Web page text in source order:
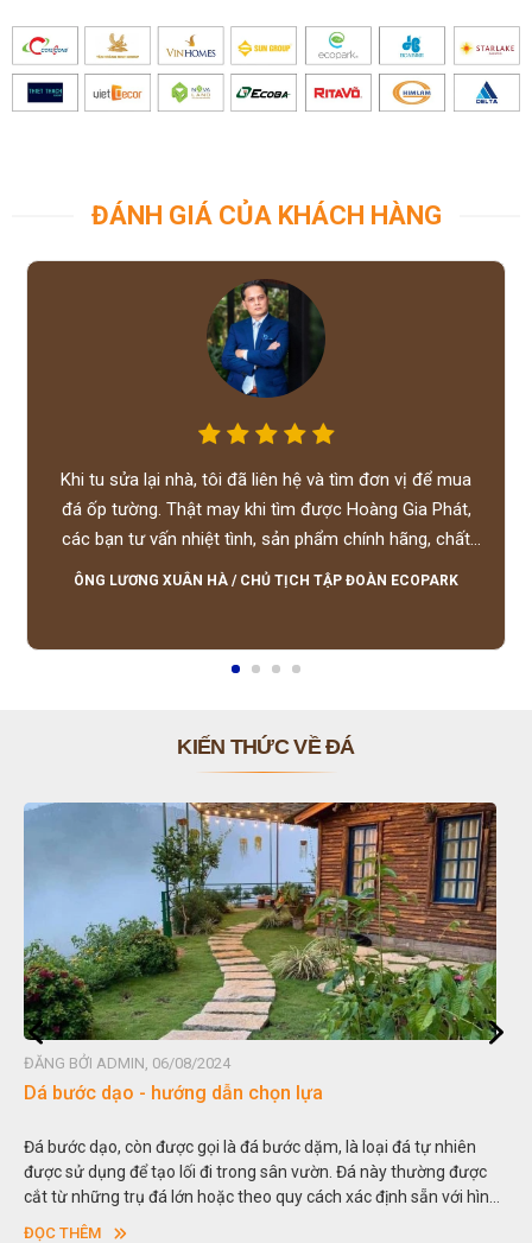
ĐÁNH GIÁ CỦA KHÁCH HÀNG
Khi tu sửa lại nhà, tôi đã liên hệ và tìm đơn vị để mua
đá ốp tường. Thật may khi tìm được Hoàng Gia Phát,
các bạn tư vấn nhiệt tình, sản phẩm chính hãng, chất
lượng tốt, giá hợp lý, hỗ trợ tận tình.
ÔNG LƯƠNG XUÂN HÀ / CHỦ TỊCH TẬP ĐOÀN ECOPARK
KIẾN THỨC VỀ ĐÁ
ĐĂNG BỞI ADMIN, 06/08/2024
Dá bước dạo - hướng dẫn chọn lựa
Đá bước dạo, còn được gọi là đá bước dặm, là loại đá tự nhiên
được sử dụng để tạo lối đi trong sân vườn. Đá này thường được
cắt từ những trụ đá lớn hoặc theo quy cách xác định sẵn với hình
vuông hoặc hình chữ nhật và có độ dày khác nhau.
ĐỌC THÊM